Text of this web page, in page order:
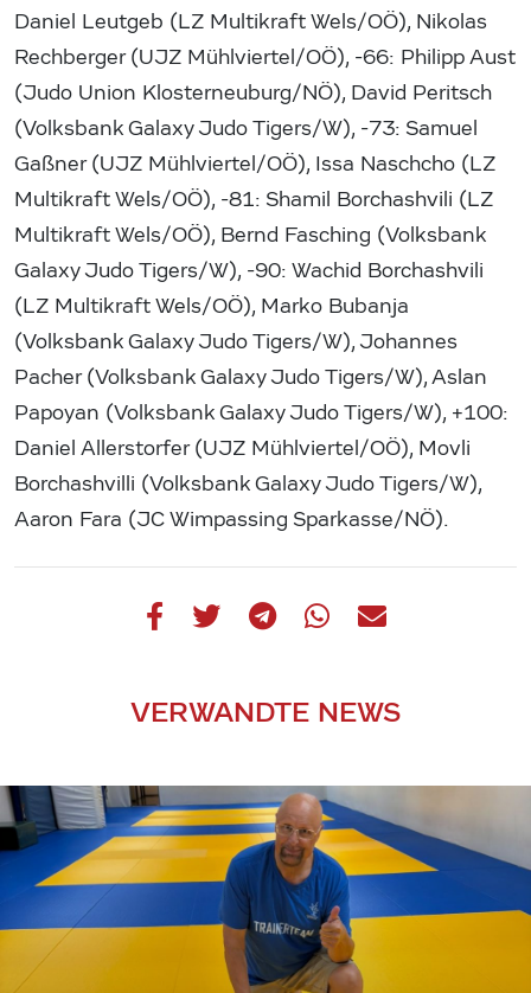
Daniel Leutgeb (LZ Multikraft Wels/OÖ), Nikolas
Rechberger (UJZ Mühlviertel/OÖ), -66: Philipp Aust
(Judo Union Klosterneuburg/NÖ), David Peritsch
(Volksbank Galaxy Judo Tigers/W), -73: Samuel
Gaßner (UJZ Mühlviertel/OÖ), Issa Naschcho (LZ
Multikraft Wels/OÖ), -81: Shamil Borchashvili (LZ
Multikraft Wels/OÖ), Bernd Fasching (Volksbank
Galaxy Judo Tigers/W), -90: Wachid Borchashvili
(LZ Multikraft Wels/OÖ), Marko Bubanja
(Volksbank Galaxy Judo Tigers/W), Johannes
Pacher (Volksbank Galaxy Judo Tigers/W), Aslan
Papoyan (Volksbank Galaxy Judo Tigers/W), +100:
Daniel Allerstorfer (UJZ Mühlviertel/OÖ), Movli
Borchashvilli (Volksbank Galaxy Judo Tigers/W),
Aaron Fara (JC Wimpassing Sparkasse/NÖ).
VERWANDTE NEWS